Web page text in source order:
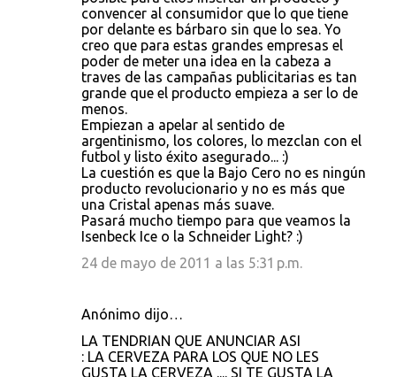
convencer al consumidor que lo que tiene
por delante es bárbaro sin que lo sea. Yo
creo que para estas grandes empresas el
poder de meter una idea en la cabeza a
traves de las campañas publicitarias es tan
grande que el producto empieza a ser lo de
menos.
Empiezan a apelar al sentido de
argentinismo, los colores, lo mezclan con el
futbol y listo éxito asegurado... :)
La cuestión es que la Bajo Cero no es ningún
producto revolucionario y no es más que
una Cristal apenas más suave.
Pasará mucho tiempo para que veamos la
Isenbeck Ice o la Schneider Light? :)
24 de mayo de 2011 a las 5:31 p.m.
Anónimo dijo…
LA TENDRIAN QUE ANUNCIAR ASI
: LA CERVEZA PARA LOS QUE NO LES
GUSTA LA CERVEZA .... SI TE GUSTA LA